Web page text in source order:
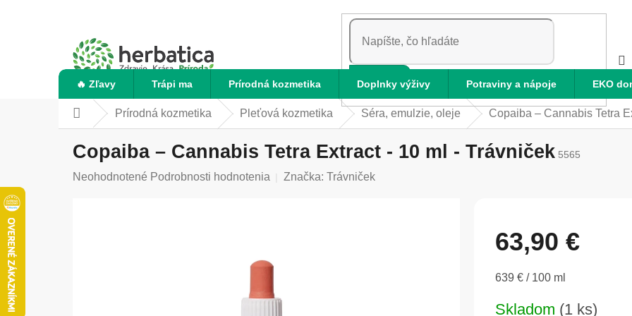
HĽADAŤ
🔥 Zľavy Trápi ma Prírodná kozmetika Doplnky výživy Potraviny a nápoje EKO
DomovPrírodná kozmetika Pleťová kozmetika Séra, emulzie, oleje Copaiba – Cannabis Tetra
Copaiba – Cannabis Tetra Extract - 10 ml - Trávniček 5565
Priemerné
Neohodnotené Podrobnosti hodnotenia Značka: Trávniček
63,90 €
Jednotková
639 € / 100 ml
Skladom (1 ks)